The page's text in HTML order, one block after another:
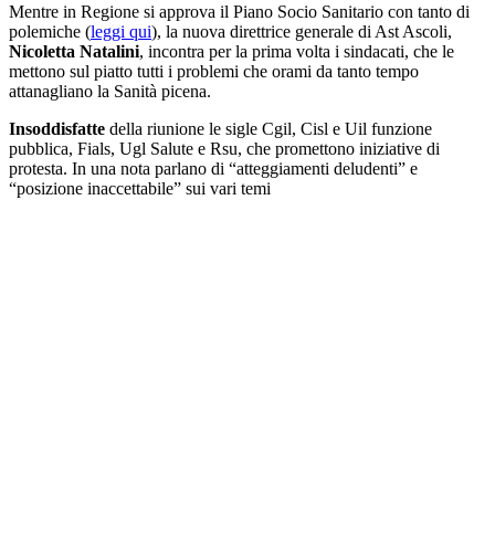
Mentre in Regione si approva il Piano Socio Sanitario con tanto di
polemiche (leggi qui), la nuova direttrice generale di Ast Ascoli,
Nicoletta Natalini, incontra per la prima volta i sindacati, che le
mettono sul piatto tutti i problemi che orami da tanto tempo
attanagliano la Sanità picena.
Insoddisfatte della riunione le sigle Cgil, Cisl e Uil funzione
pubblica, Fials, Ugl Salute e Rsu, che promettono iniziative di
protesta. In una nota parlano di “atteggiamenti deludenti” e
“posizione inaccettabile” sui vari temi